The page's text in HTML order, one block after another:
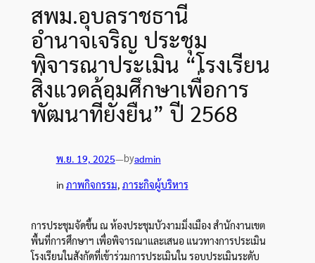
สพม.อุบลราชธานี
อำนาจเจริญ ประชุม
พิจารณาประเมิน “โรงเรียน
สิ่งแวดล้อมศึกษาเพื่อการ
พัฒนาที่ยั่งยืน” ปี 2568
พ.ย. 19, 2025—byadmin
in ภาพกิจกรรม ภาระกิจผู้บริหาร
การประชุมจัดขึ้น ณ ห้องประชุมบัวงามมิ่งเมือง สำนักงานเขต
พื้นที่การศึกษาฯ เพื่อพิจารณาและเสนอ แนวทางการประเมิน
โรงเรียนในสังกัดที่เข้าร่วมการประเมินใน รอบประเมินระดับ